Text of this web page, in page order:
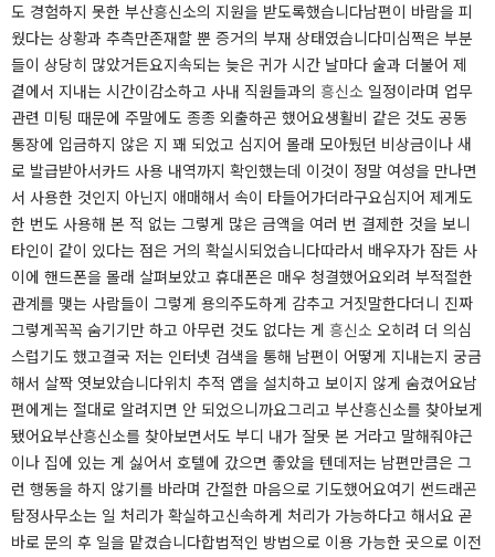
도 경험하지 못한 부산흥신소의 지원을 받도록했습니다​남편이 바람을 피
웠다는 상황과 추측만존재할 뿐 증거의 부재 상태였습니다미심쩍은 부분
들이 상당히 많았거든요지속되는 늦은 귀가 시간 날마다 술과 더불어 제
곁에서 지내는 시간이감소하고 사내 직원들과의 흥신소 일정이라며 업무
관련 미팅 때문에 주말에도 종종 외출하곤 했어요생활비 같은 것도 공동
통장에 입금하지 않은 지 꽤 되었고 심지어 몰래 모아뒀던 비상금이나 새
로 발급받아서카드 사용 내역까지 확인했는데 이것이 정말 여성을 만나면
서 사용한 것인지 아닌지 애매해서 속이 타들어가더라구요심지어 제게도
한 번도 사용해 본 적 없는 그렇게 많은 금액을 여러 번 결제한 것을 보니
타인이 같이 있다는 점은 거의 확실시되었습니다​따라서 배우자가 잠든 사
이에 핸드폰을 몰래 살펴보았고 휴대폰은 매우 청결했어요외려 부적절한
관계를 맺는 사람들이 그렇게 용의주도하게 감추고 거짓말한다더니 진짜
그렇게꼭꼭 숨기기만 하고 아무런 것도 없다는 게 흥신소 오히려 더 의심
스럽기도 했고결국 저는 인터넷 검색을 통해 남편이 어떻게 지내는지 궁금
해서 살짝 엿보았습니다위치 추적 앱을 설치하고 보이지 않게 숨겼어요남
편에게는 절대로 알려지면 안 되었으니까요그리고 부산흥신소를 찾아보게
됐어요​​부산흥신소를 찾아보면서도 부디 내가 잘못 본 거라고 말해줘야근
이나 집에 있는 게 싫어서 호텔에 갔으면 좋았을 텐데저는 남편만큼은 그
런 행동을 하지 않기를 바라며 간절한 마음으로 기도했어요여기 썬드래곤
탐정사무소는 일 처리가 확실하고신속하게 처리가 가능하다고 해서요 ​곧
바로 문의 후 일을 맡겼습니다​합법적인 방법으로 이용 가능한 곳으로 이전